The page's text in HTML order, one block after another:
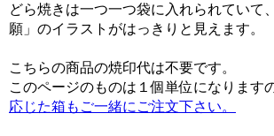
どら焼きは一つ一つ袋に入れられていて
願」のイラストがはっきりと見えます。
こちらの商品の焼印代は不要です。
このページのものは１個単位になります
応じた箱もご一緒にご注文下さい。